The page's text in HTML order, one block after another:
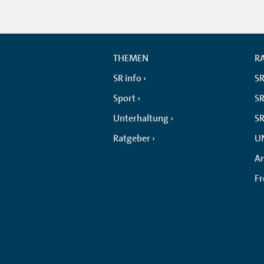
THEMEN
SR info
Sport
Unterhaltung
Ratgeber